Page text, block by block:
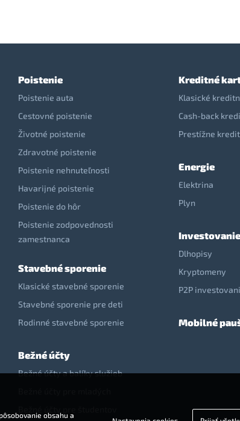
Poistenie
Poistenie auta
Cestovné poistenie
Životné poistenie
Zdravotné poistenie
Poistenie nehnuteľnosti
Havarijné poistenie
Poistenie do hôr
Poistenie zodpovednosti
zamestnanca
Stavebné sporenie
Klasické stavebné sporenie
Stavebné sporenie pre deti
Rodinné stavebné sporenie
Bežné účty
Bežné účty a balíky služieb
Kreditné
Klasické
Cash-back
Prestížne
Energie
Elektrina
Plyn
Investovanie
Dlhopisy
Kryptomeny
P2P
Mobilné
obsahu a